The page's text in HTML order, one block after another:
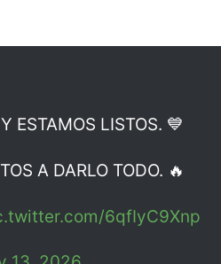
ESTAMOS LISTOS. 💙
A DARLO TODO. 🔥
6qfIyC9Xnp